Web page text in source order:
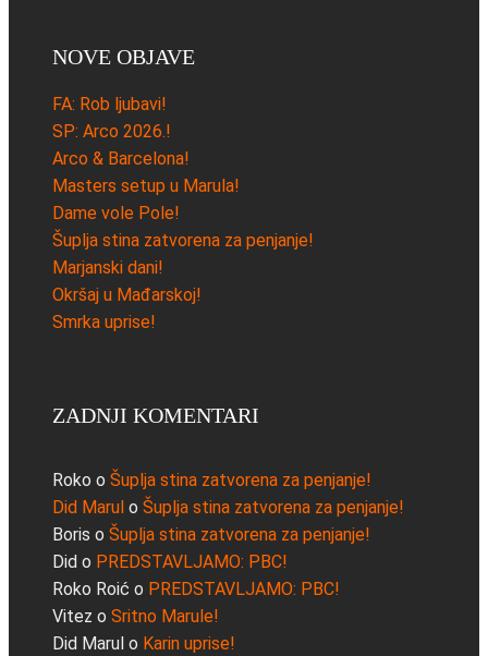
NOVE OBJAVE
FA: Rob ljubavi!
SP: Arco 2026.!
Arco & Barcelona!
Masters setup u Marula!
Dame vole Pole!
Šuplja stina zatvorena za penjanje!
Marjanski dani!
Okršaj u Mađarskoj!
Smrka uprise!
ZADNJI KOMENTARI
Roko o Šuplja stina zatvorena za penjanje!
Did Marul o Šuplja stina zatvorena za penjanje!
Boris o Šuplja stina zatvorena za penjanje!
Did o PREDSTAVLJAMO: PBC!
Roko Roić o PREDSTAVLJAMO: PBC!
Vitez o Sritno Marule!
Did Marul o Karin uprise!